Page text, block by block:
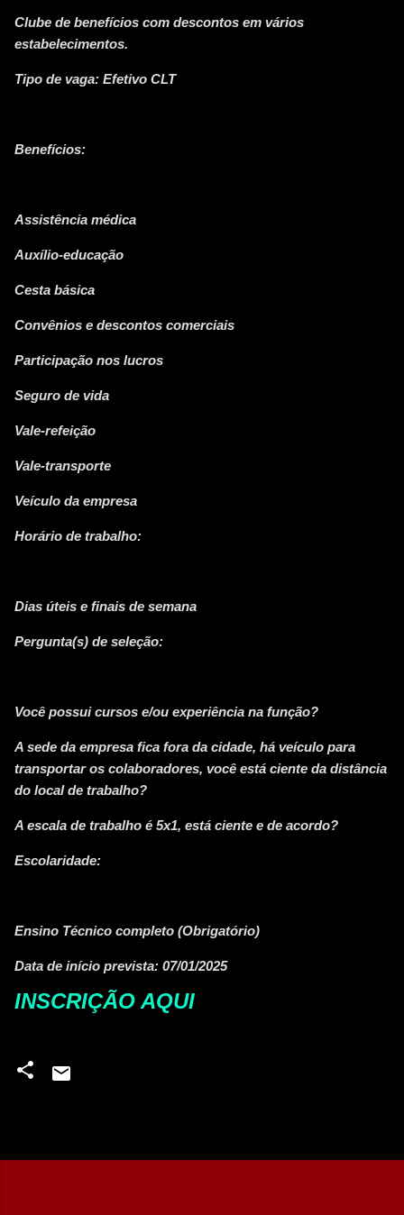
Clube de benefícios com descontos em vários
estabelecimentos.
Tipo de vaga: Efetivo CLT
Benefícios:
Assistência médica
Auxílio-educação
Cesta básica
Convênios e descontos comerciais
Participação nos lucros
Seguro de vida
Vale-refeição
Vale-transporte
Veículo da empresa
Horário de trabalho:
Dias úteis e finais de semana
Pergunta(s) de seleção:
Você possui cursos e/ou experiência na função?
A sede da empresa fica fora da cidade, há veículo para
transportar os colaboradores, você está ciente da distância
do local de trabalho?
A escala de trabalho é 5x1, está ciente e de acordo?
Escolaridade:
Ensino Técnico completo (Obrigatório)
Data de início prevista: 07/01/2025
INSCRIÇÃO AQUI